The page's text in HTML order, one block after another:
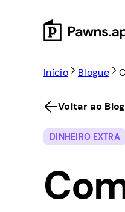
Início Blogue
Voltar ao Blog
DINHEIRO EXTRA